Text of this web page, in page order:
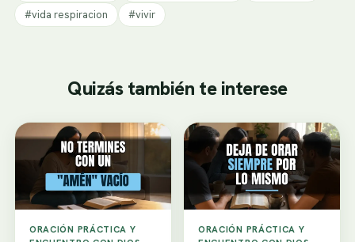
#vida respiracion
#vivir
Quizás también te interese
ORACIÓN PRÁCTICA Y
ORACIÓN PRÁCTICA Y